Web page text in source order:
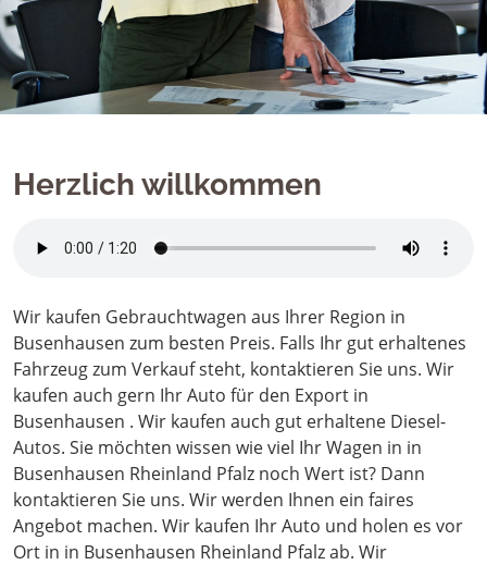
Herzlich willkommen
Wir kaufen Gebrauchtwagen aus Ihrer Region in
Busenhausen zum besten Preis. Falls Ihr gut erhaltenes
Fahrzeug zum Verkauf steht, kontaktieren Sie uns. Wir
kaufen auch gern Ihr Auto für den Export in
Busenhausen . Wir kaufen auch gut erhaltene Diesel-
Autos. Sie möchten wissen wie viel Ihr Wagen in in
Busenhausen Rheinland Pfalz noch Wert ist? Dann
kontaktieren Sie uns. Wir werden Ihnen ein faires
Angebot machen. Wir kaufen Ihr Auto und holen es vor
Ort in in Busenhausen Rheinland Pfalz ab. Wir